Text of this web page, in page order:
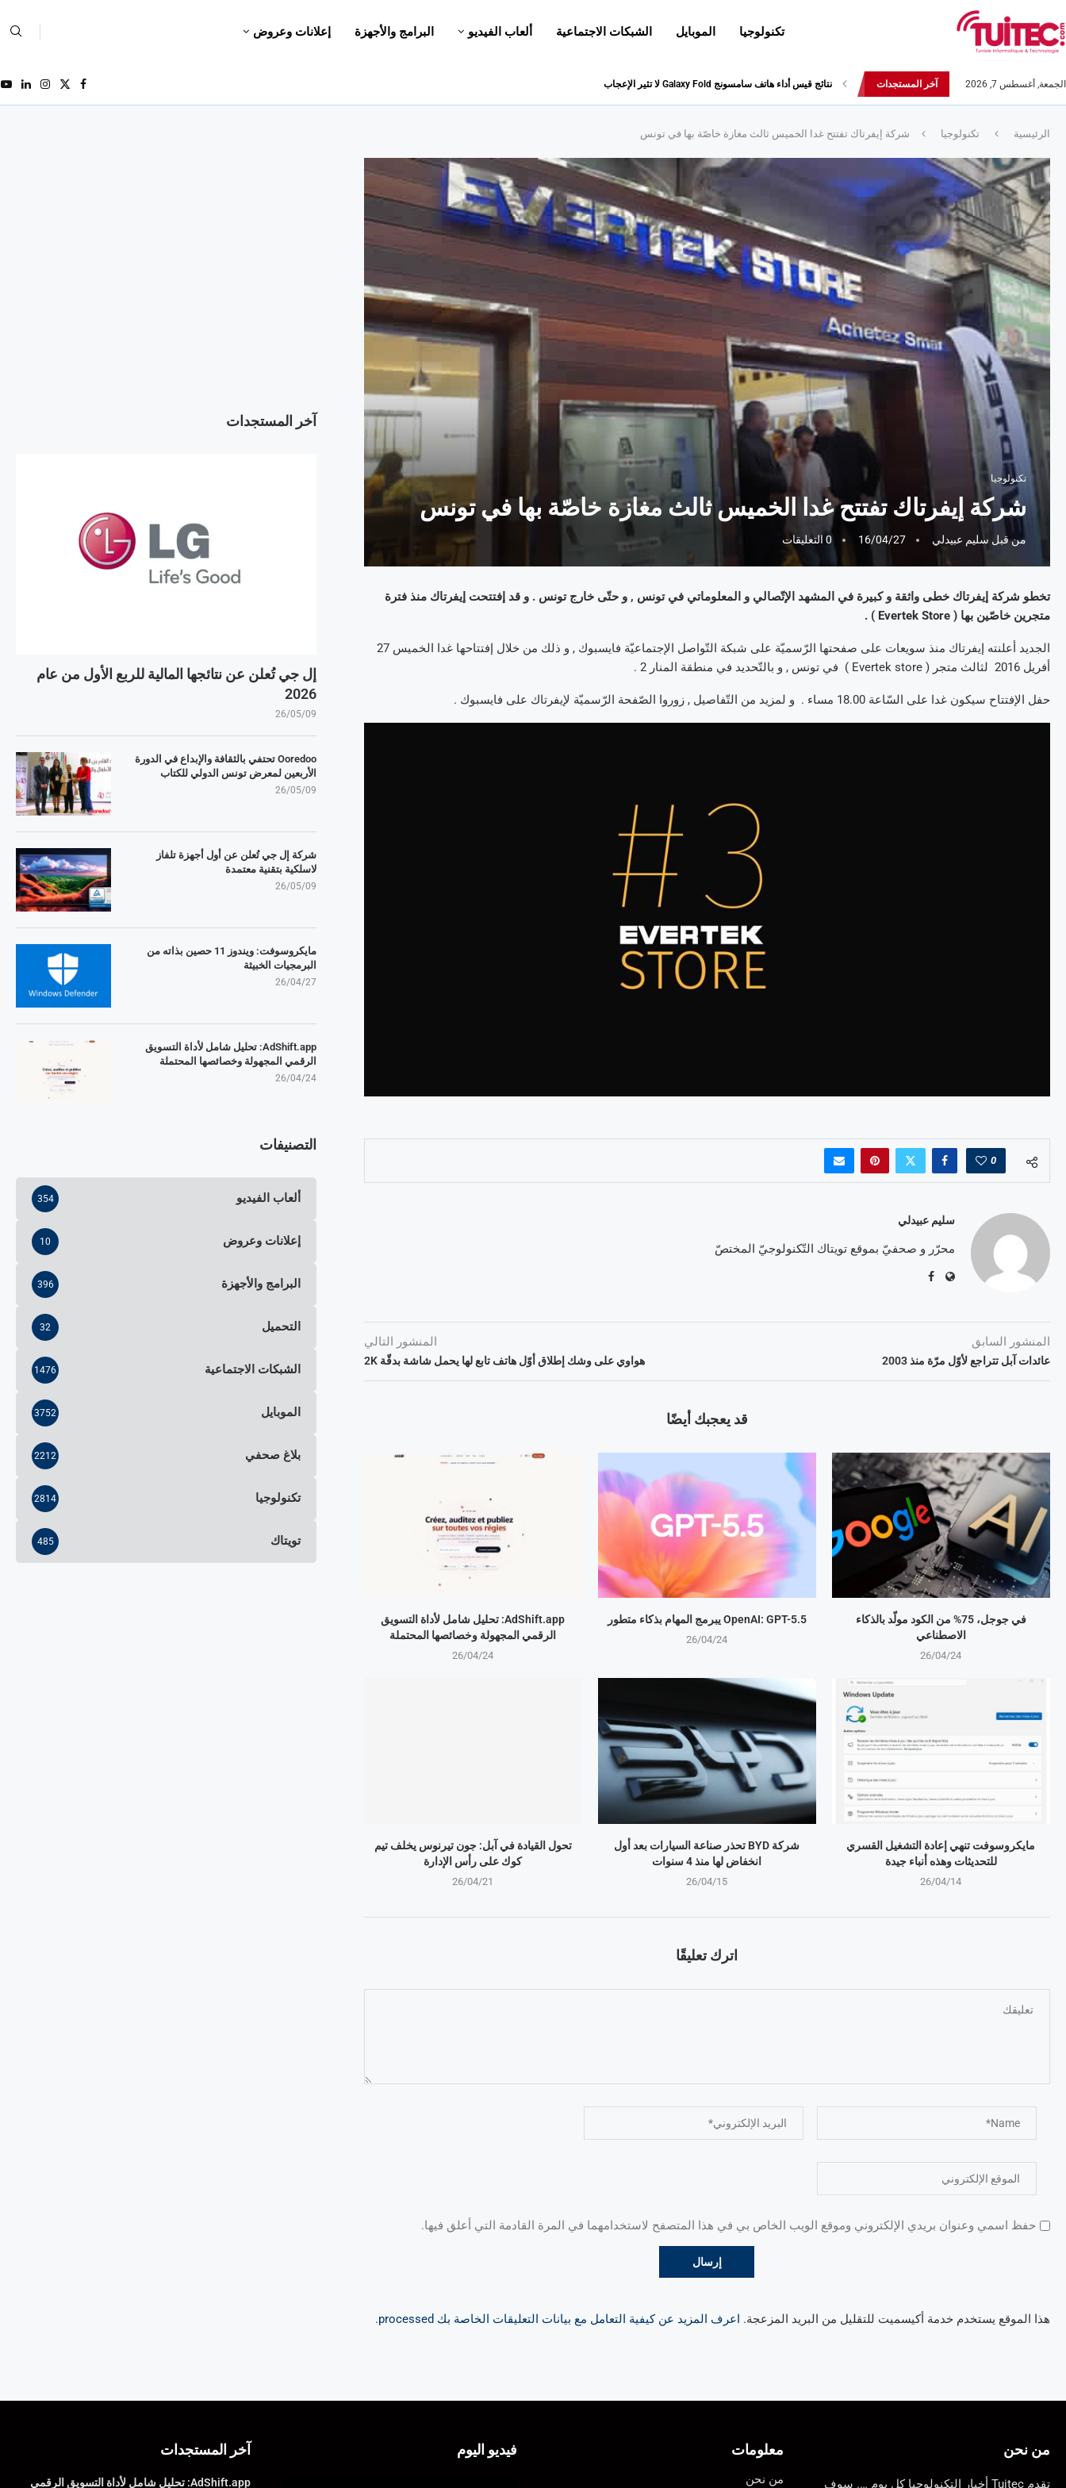
تكنولوجيا الموبايل الشبكات الاجتماعية ألعاب الفيديو البرامج والأجهزة إعلانات وعروض
الجمعة, أغسطس 7, 2026 آخر المستجدات نتائج قيس أداء هاتف سامسونج Galaxy Fold لا تثير الإعجاب
الرئيسية تكنولوجيا شركة إيفرتاك تفتتح غدا الخميس ثالث مغازة خاصّة بها في تونس
تكنولوجيا
شركة إيفرتاك تفتتح غدا الخميس ثالث مغازة خاصّة بها في تونس
من قبل سليم عبيدلي 16/04/27 0 التعليقات
تخطو شركة إيفرتاك خطى واثقة و كبيرة في المشهد الإتّصالي و المعلوماتي في تونس , و حتّى خارج تونس . و قد إفتتحت إيفرتاك منذ فترة
متجرين خاصّين بها ( Evertek Store ) .
الجديد أعلنته إيفرتاك منذ سويعات على صفحتها الرّسميّة على شبكة التّواصل الإجتماعيّة فايسبوك , و ذلك من خلال إفتتاحها غدا الخميس 27
أفريل 2016 لثالث متجر ( Evertek store ) في تونس , و بالتّحديد في منطقة المنار 2 .
حفل الإفتتاح سيكون غدا على السّاعة 18.00 مساء . و لمزيد من التّفاصيل , زوروا الصّفحة الرّسميّة لإيفرتاك على فايسبوك .
0
سليم عبيدلي
محرّر و صحفيّ بموقع تويتاك التّكنولوجيّ المختصّ
المنشور السابق
عائدات آبل تتراجع لأوّل مرّة منذ 2003
المنشور التالي
هواوي على وشك إطلاق أوّل هاتف تابع لها يحمل شاشة بدقّة 2K
قد يعجبك أيضًا
AdShift.app: تحليل شامل لأداة التسويق
الرقمي المجهولة وخصائصها المحتملة
26/04/24
OpenAI: GPT-5.5 يبرمج المهام بذكاء متطور
26/04/24
في جوجل، 75% من الكود مولّد بالذكاء
الاصطناعي
26/04/24
تحول القيادة في آبل: جون تيرنوس يخلف تيم
كوك على رأس الإدارة
26/04/21
شركة BYD تحذر صناعة السيارات بعد أول
انخفاض لها منذ 4 سنوات
26/04/15
مايكروسوفت تنهي إعادة التشغيل القسري
للتحديثات وهذه أنباء جيدة
26/04/14
اترك تعليقًا
حفظ اسمي وعنوان بريدي الإلكتروني وموقع الويب الخاص بي في هذا المتصفح لاستخدامهما في المرة القادمة التي أعلق فيها.
هذا الموقع يستخدم خدمة أكيسميت للتقليل من البريد المزعجة. اعرف المزيد عن كيفية التعامل مع بيانات التعليقات الخاصة بك processed .
آخر المستجدات
إل جي تُعلن عن نتائجها المالية للربع الأول من عام
2026
26/05/09
Ooredoo تحتفي بالثقافة والإبداع في الدورة
الأربعين لمعرض تونس الدولي للكتاب
26/05/09
شركة إل جي تُعلن عن أول أجهزة تلفاز
لاسلكية بتقنية معتمدة
26/05/09
مايكروسوفت: ويندوز 11 حصين بذاته من
البرمجيات الخبيثة
26/04/27
AdShift.app: تحليل شامل لأداة التسويق
الرقمي المجهولة وخصائصها المحتملة
26/04/24
التصنيفات
ألعاب الفيديو 354
إعلانات وعروض 10
البرامج والأجهزة 396
التحميل 32
الشبكات الاجتماعية 1476
الموبايل 3752
بلاغ صحفي 2212
تكنولوجيا 2814
تويتاك 485
من نحن
تقدم Tuitec أخبار التكنولوجيا كل يوم …. سوف
معلومات
من نحن
فيديو اليوم آخر المستجدات
AdShift.app: تحليل شامل لأداة التسويق الرقمي